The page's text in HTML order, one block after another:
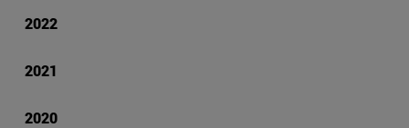
2022
2021
2020